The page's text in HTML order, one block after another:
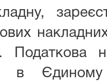
Податкова
в Єдиному